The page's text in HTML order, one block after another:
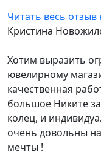
Читать весь отзыв
Кристина
Хотим выразить
ювелирному
качественная
большое Никите
колец, и
очень довольны
мечты !